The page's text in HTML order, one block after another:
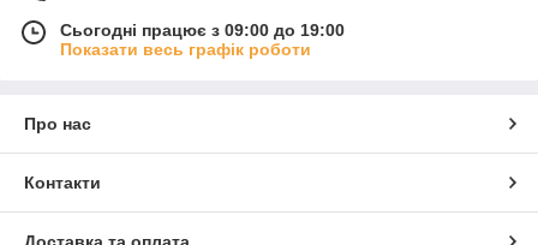
Сьогодні працює з 09:00 до 19:00
Показати весь графік роботи
Про нас
Контакти
Доставка та оплата